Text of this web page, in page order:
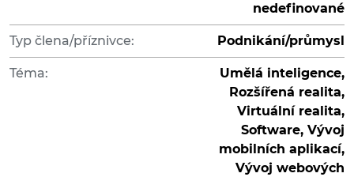
nedefinované
Typ člena/příznivce: Podnikání/průmysl
Téma:
Umělá inteligence,
Rozšířená realita,
Virtuální realita,
Software, Vývoj
mobilních aplikací,
Vývoj webových